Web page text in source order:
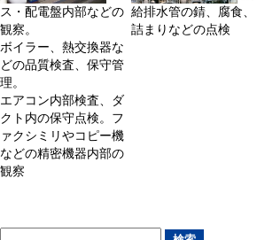
ス・配電盤内部などの
観察。
ボイラー、熱交換器な
どの品質検査、保守管
理。
エアコン内部検査、ダ
クト内の保守点検。フ
ァクシミリやコピー機
などの精密機器内部の
観察
給排水管の錆、腐食、
詰まりなどの点検